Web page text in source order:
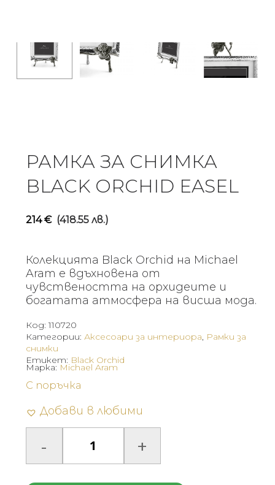
РАМКА ЗА СНИМКА
BLACK ORCHID EASEL
214€ (418.55 лв.)
Колекцията Black Orchid на Michael
Aram е вдъхновена от
чувствеността на орхидеите и
богатата атмосфера на висша мода.
Код:110720
Категории: Аксесоари за интериора, Рамки за
снимки
Етикет: Black Orchid
С поръчка
Добави в любими
Марка: Michael Aram